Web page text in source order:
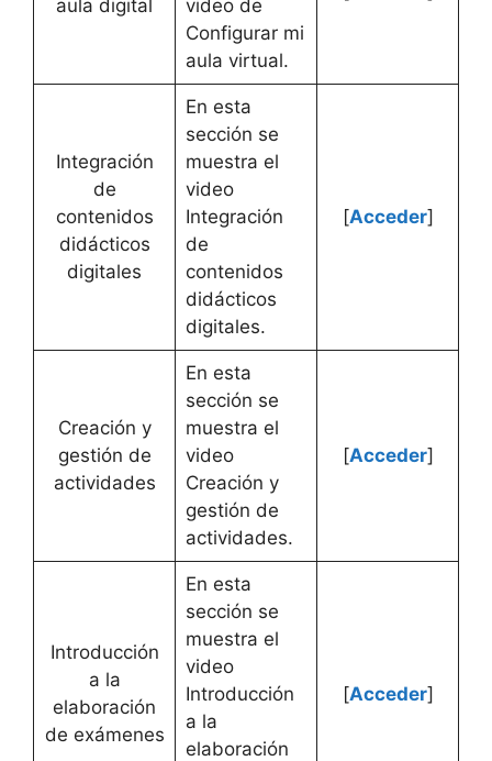
aula digital
video de
Configurar mi
aula virtual.
Integración
de
contenidos
didácticos
digitales
En esta
sección se
muestra el
video
Integración
de
contenidos
didácticos
digitales.
[Acceder]
Creación y
gestión de
actividades
En esta
sección se
muestra el
video
Creación y
gestión de
actividades.
[Acceder]
Introducción
a la
elaboración
de exámenes
En esta
sección se
muestra el
video
Introducción
a la
elaboración
[Acceder]